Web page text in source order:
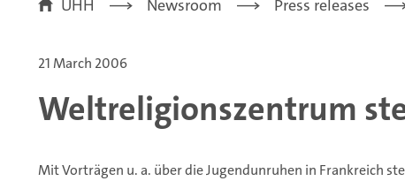
UHH Newsroom Press releases
21 March 2006
Weltreligionszentrum
Mit Vorträgen u. a. über die Jugendunruhen in Frankreich